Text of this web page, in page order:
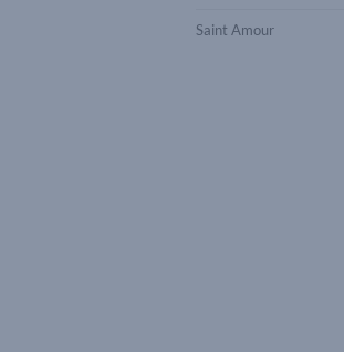
Saint Amour